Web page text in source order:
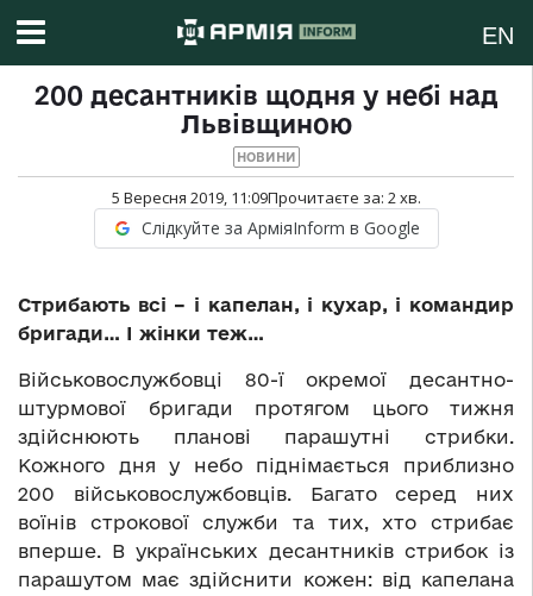
EN
200 десантників щодня у небі над
Львівщиною
НОВИНИ
5 Вересня 2019, 11:09Прочитаєте за: 2хв.
Слідкуйте за АрміяInform в Google
Стрибають всі – і капелан, і кухар, і командир
бригади… І жінки теж…
Військовослужбовці 80-ї окремої десантно-
штурмової бригади протягом цього тижня
здійснюють планові парашутні стрибки.
Кожного дня у небо піднімається приблизно
200 військовослужбовців. Багато серед них
воїнів строкової служби та тих, хто стрибає
вперше. В українських десантників стрибок із
парашутом має здійснити кожен: від капелана